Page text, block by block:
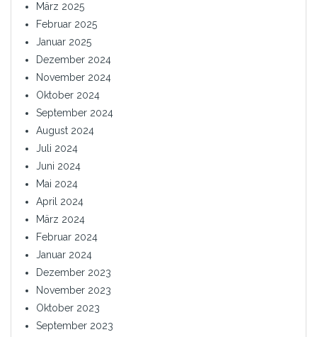
März 2025
Februar 2025
Januar 2025
Dezember 2024
November 2024
Oktober 2024
September 2024
August 2024
Juli 2024
Juni 2024
Mai 2024
April 2024
März 2024
Februar 2024
Januar 2024
Dezember 2023
November 2023
Oktober 2023
September 2023